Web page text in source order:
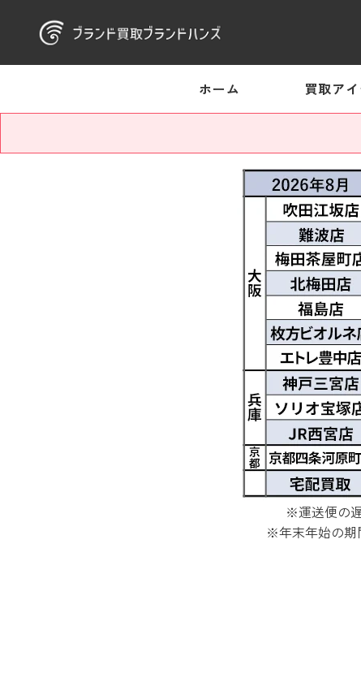
ホーム 買取ア
※運送便の
※年末年始の期